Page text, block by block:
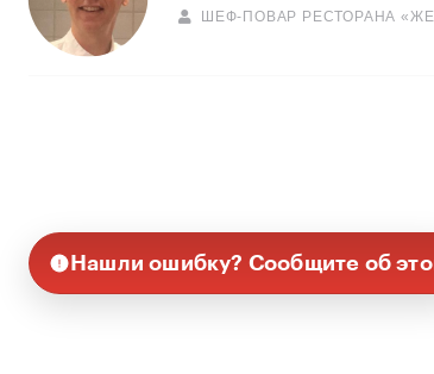
ШЕФ-ПОВАР РЕСТОРАНА
Нашли ошибку? Сообщите об